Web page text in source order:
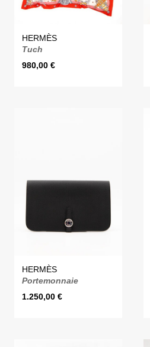
HERMÈS
Tuch
980,00 €
HERMÈS
Portemonnaie
1.250,00 €